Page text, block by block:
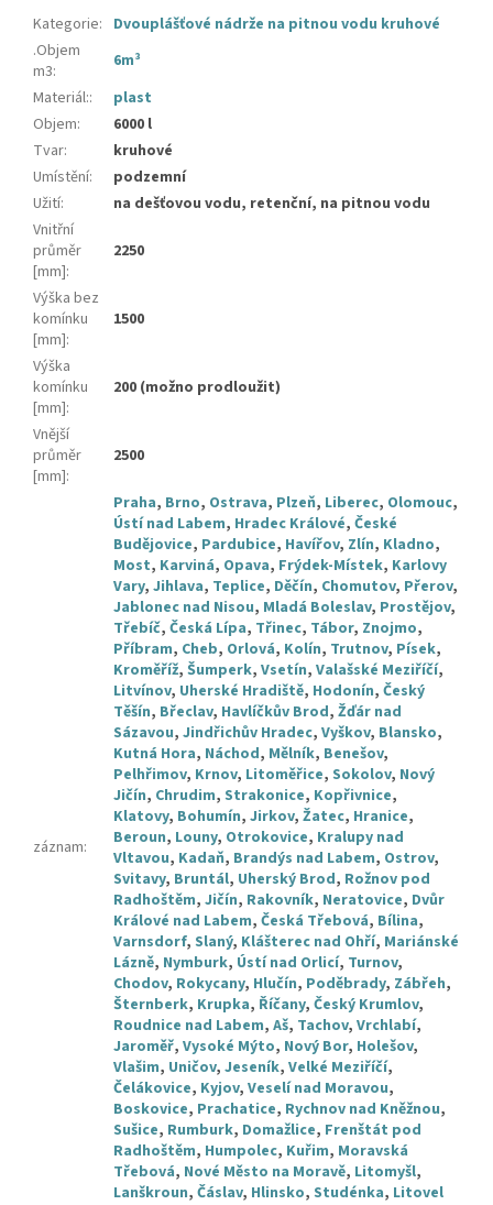
Kategorie: Dvouplášťové nádrže na pitnou vodu kruhové
.Objem
m3:
6m³
Materiál::
plast
Objem:
6000 l
Tvar:
kruhové
Umístění:
podzemní
Užití:
na dešťovou vodu, retenční, na pitnou vodu
Vnitřní
průměr
[mm]:
2250
Výška bez
komínku
[mm]:
1500
Výška
komínku
[mm]:
200 (možno prodloužit)
Vnější
průměr
[mm]:
2500
záznam:
Praha, Brno, Ostrava, Plzeň, Liberec, Olomouc,
Ústí nad Labem, Hradec Králové, České
Budějovice, Pardubice, Havířov, Zlín, Kladno,
Most, Karviná, Opava, Frýdek-Místek, Karlovy
Vary, Jihlava, Teplice, Děčín, Chomutov, Přerov,
Jablonec nad Nisou, Mladá Boleslav, Prostějov,
Třebíč, Česká Lípa, Třinec, Tábor, Znojmo,
Příbram, Cheb, Orlová, Kolín, Trutnov, Písek,
Kroměříž, Šumperk, Vsetín, Valašské Meziříčí,
Litvínov, Uherské Hradiště, Hodonín, Český
Těšín, Břeclav, Havlíčkův Brod, Žďár nad
Sázavou, Jindřichův Hradec, Vyškov, Blansko,
Kutná Hora, Náchod, Mělník, Benešov,
Pelhřimov, Krnov, Litoměřice, Sokolov, Nový
Jičín, Chrudim, Strakonice, Kopřivnice,
Klatovy, Bohumín, Jirkov, Žatec, Hranice,
Beroun, Louny, Otrokovice, Kralupy nad
Vltavou, Kadaň, Brandýs nad Labem, Ostrov,
Svitavy, Bruntál, Uherský Brod, Rožnov pod
Radhoštěm, Jičín, Rakovník, Neratovice, Dvůr
Králové nad Labem, Česká Třebová, Bílina,
Varnsdorf, Slaný, Klášterec nad Ohří, Mariánské
Lázně, Nymburk, Ústí nad Orlicí, Turnov,
Chodov, Rokycany, Hlučín, Poděbrady, Zábřeh,
Šternberk, Krupka, Říčany, Český Krumlov,
Roudnice nad Labem, Aš, Tachov, Vrchlabí,
Jaroměř, Vysoké Mýto, Nový Bor, Holešov,
Vlašim, Uničov, Jeseník, Velké Meziříčí,
Čelákovice, Kyjov, Veselí nad Moravou,
Boskovice, Prachatice, Rychnov nad Kněžnou,
Sušice, Rumburk, Domažlice, Frenštát pod
Radhoštěm, Humpolec, Kuřim, Moravská
Třebová, Nové Město na Moravě, Litomyšl,
Lanškroun, Čáslav, Hlinsko, Studénka, Litovel